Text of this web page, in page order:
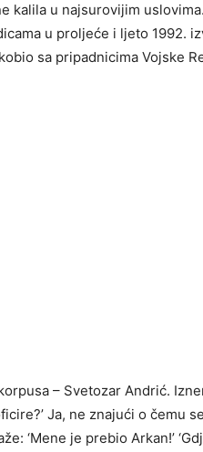
kalila u najsurovijim
u proljeće i ljeto 1992.
sa pripadnicima Vojske
– Svetozar Andrić.
Ja, ne znajući o čemu
‘Mene je prebio Arkan!’